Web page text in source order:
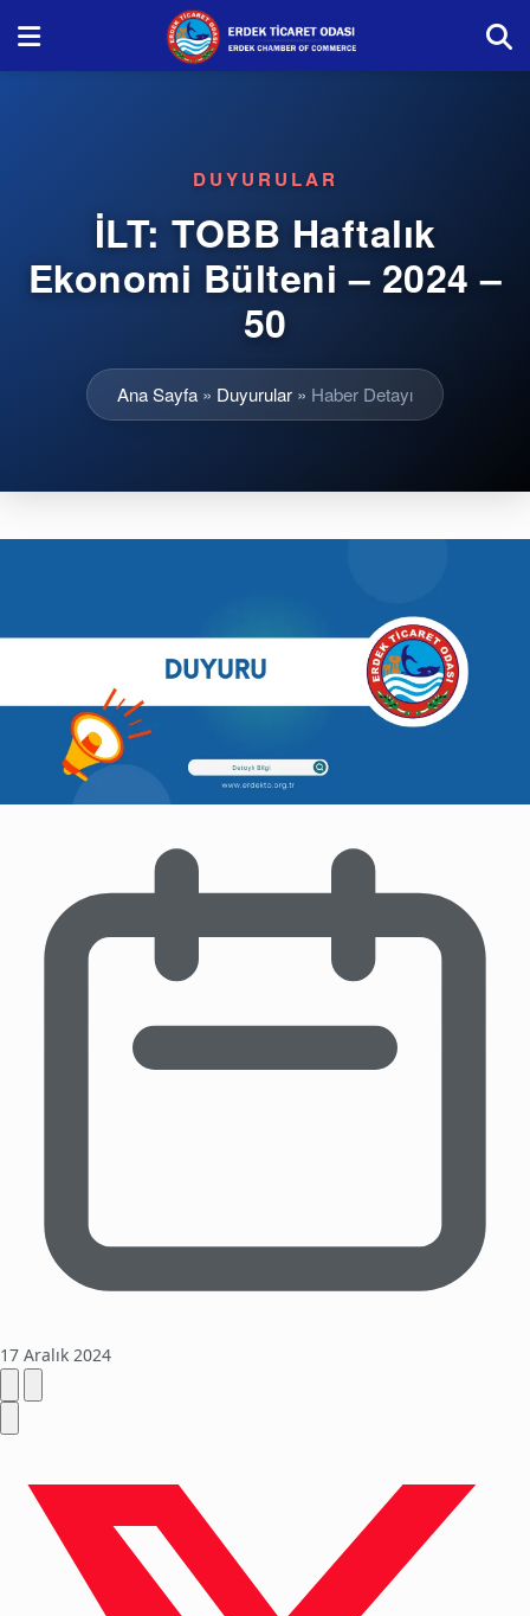
DUYURULAR
İLT: TOBB Haftalık
Ekonomi Bülteni – 2024 –
50
Ana Sayfa » Duyurular » Haber Detayı
17 Aralık 2024